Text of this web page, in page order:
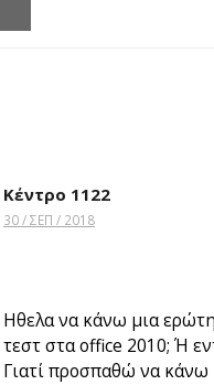
Κέντρο 1122
30 / ΣΕΠ / 2018
Ηθελα να κάνω μια
τεστ στα office 2010; Ή
Γιατί προσπαθώ να κάνω